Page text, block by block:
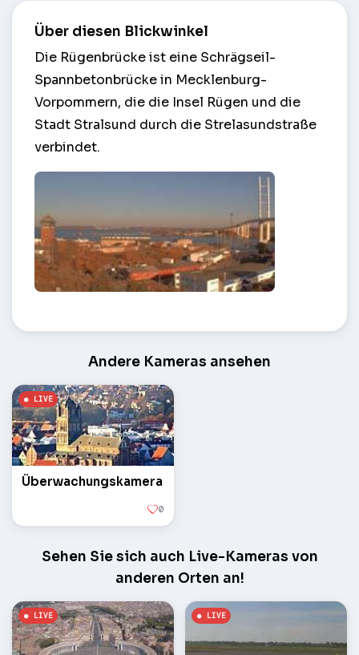
Über diesen Blickwinkel
Die Rügenbrücke ist eine Schrägseil-
Spannbetonbrücke in Mecklenburg-
Vorpommern, die die Insel Rügen und die
Stadt Stralsund durch die Strelasundstraße
verbindet.
Andere Kameras ansehen
Überwachungskamera
0
Sehen Sie sich auch Live-Kameras von
anderen Orten an!